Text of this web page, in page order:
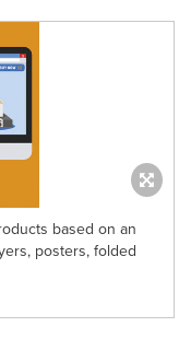
based on an
posters, folded